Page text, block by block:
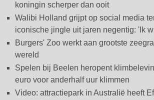
koningin scherper dan ooit
Walibi Holland grijpt op social media
iconische jingle uit jaren negentig: 'Ik
Burgers' Zoo werkt aan grootste
wereld
Spelen bij Beelen heropent
euro voor anderhalf uur klimmen
Video: attractiepark in Australië heeft